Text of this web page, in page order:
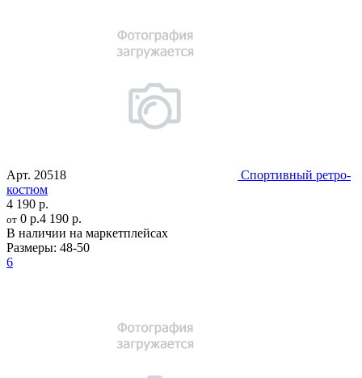
Арт. 20518
Спортивный ретро-
костюм
4 190 р.
от 0 р.4 190 р.
В наличии на маркетплейсах
Размеры: 48-50
6